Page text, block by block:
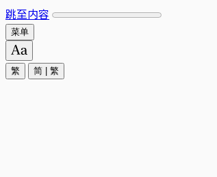
跳至内容
菜单
繁 简 繁